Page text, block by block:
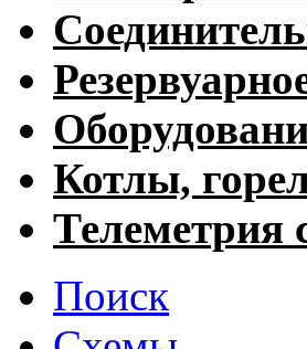
Котлы,
Телеметрия
Поиск